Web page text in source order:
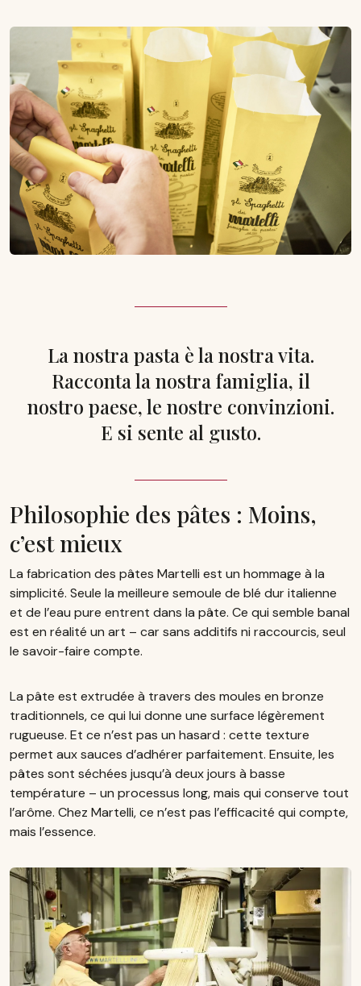
La nostra pasta è la nostra vita.
Racconta la nostra famiglia, il
nostro paese, le nostre convinzioni.
E si sente al gusto.
Philosophie des pâtes : Moins,
c’est mieux
La fabrication des pâtes Martelli est un hommage à la
simplicité. Seule la meilleure semoule de blé dur italienne
et de l’eau pure entrent dans la pâte. Ce qui semble banal
est en réalité un art – car sans additifs ni raccourcis, seul
le savoir-faire compte.
La pâte est extrudée à travers des moules en bronze
traditionnels, ce qui lui donne une surface légèrement
rugueuse. Et ce n’est pas un hasard : cette texture
permet aux sauces d’adhérer parfaitement. Ensuite, les
pâtes sont séchées jusqu’à deux jours à basse
température – un processus long, mais qui conserve tout
l’arôme. Chez Martelli, ce n’est pas l’efficacité qui compte,
mais l’essence.